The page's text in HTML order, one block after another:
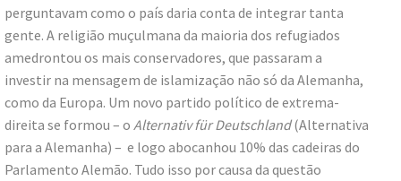
perguntavam como o país daria conta de integrar tanta
gente. A religião muçulmana da maioria dos refugiados
amedrontou os mais conservadores, que passaram a
investir na mensagem de islamização não só da Alemanha,
como da Europa. Um novo partido político de extrema-
direita se formou – o Alternativ für Deutschland(Alternativa
para a Alemanha) – e logo abocanhou 10% das cadeiras do
Parlamento Alemão. Tudo isso por causa da questão